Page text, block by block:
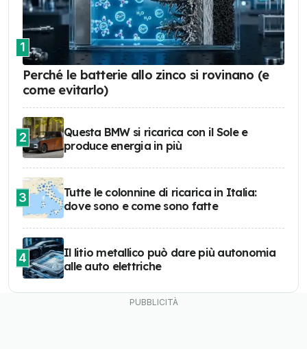
1
Perché le batterie allo zinco si rovinano (e
come evitarlo)
2
Questa BMW si ricarica con il Sole e
produce energia in più
3
Tutte le colonnine di ricarica in Italia:
dove sono e come sono fatte
4
Il litio metallico può dare più autonomia
alle auto elettriche